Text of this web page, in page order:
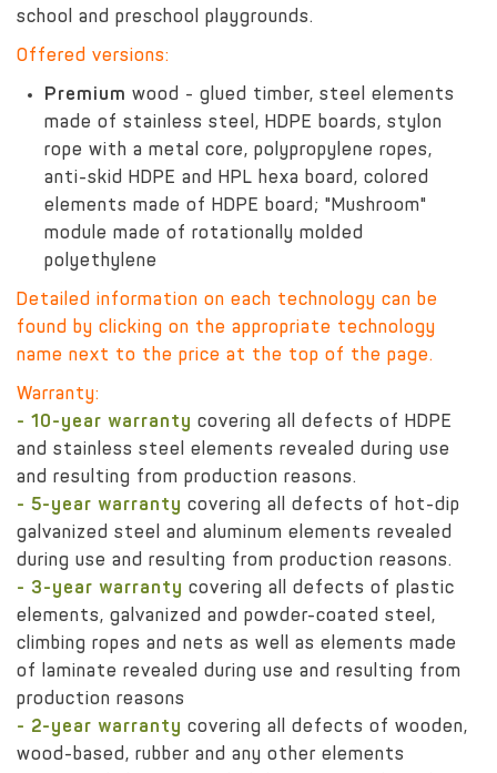
school and preschool playgrounds.
Offered versions:
Premium wood - glued timber, steel elements
made of stainless steel, HDPE boards, stylon
rope with a metal core, polypropylene ropes,
anti-skid HDPE and HPL hexa board, colored
elements made of HDPE board; "Mushroom"
module made of rotationally molded
polyethylene
Detailed information on each technology can be
found by clicking on the appropriate technology
name next to the price at the top of the page.
Warranty:
- 10-year warranty covering all defects of HDPE
and stainless steel elements revealed during use
and resulting from production reasons.
- 5-year warranty covering all defects of hot-dip
galvanized steel and aluminum elements revealed
during use and resulting from production reasons.
- 3-year warranty covering all defects of plastic
elements, galvanized and powder-coated steel,
climbing ropes and nets as well as elements made
of laminate revealed during use and resulting from
production reasons
- 2-year warranty covering all defects of wooden,
wood-based, rubber and any other elements